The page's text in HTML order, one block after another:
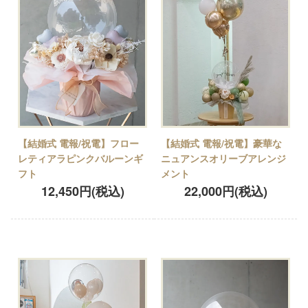
【結婚式 電報/祝電】フロー
レティアラピンクバルーンギ
フト
12,450円(税込)
【結婚式 電報/祝電】豪華な
ニュアンスオリーブアレンジ
メント
22,000円(税込)